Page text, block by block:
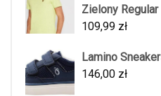
Zielony Regular
109,99 zł
Lamino
146,00 zł